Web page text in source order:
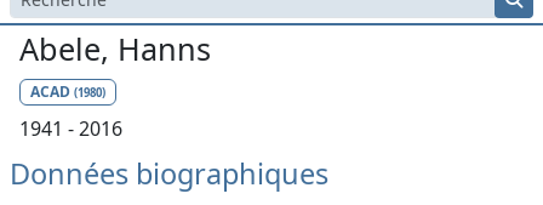
Abele, Hanns
ACAD (1980)
1941 - 2016
Données biographiques